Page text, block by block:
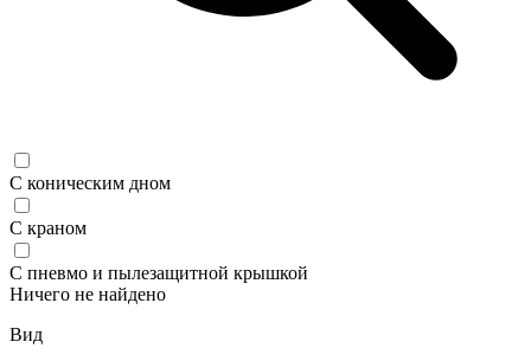
С коническим дном
С краном
С пневмо и пылезащитной крышкой
Ничего не найдено
Вид